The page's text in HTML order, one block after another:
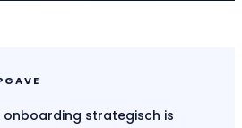
strategisch is